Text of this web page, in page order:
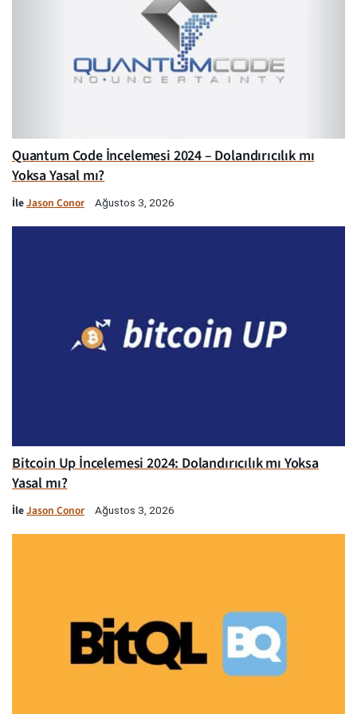
Quantum Code İncelemesi 2024 – Dolandırıcılık mı
Yoksa Yasal mı?
İleJason Conor Ağustos 3, 2026
Bitcoin Up İncelemesi 2024: Dolandırıcılık mı Yoksa
Yasal mı?
İleJason Conor Ağustos 3, 2026